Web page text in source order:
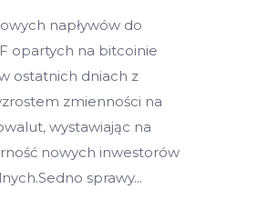
napływów do
opartych na bitcoinie
ostatnich dniach z
zmienności na
wystawiając na
nowych inwestorów
sprawy